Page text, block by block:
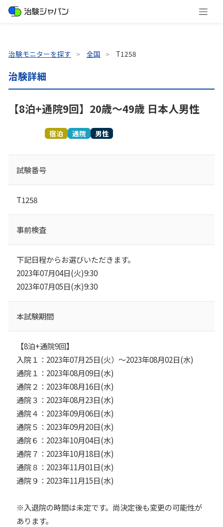
治験モニターを探す 全国 T1258
治験詳細
【8泊+通院9回】20歳～49歳 日本人男性
宿泊 通院 男性
試験番号
T1258
事前検査
下記日程からお選びいただきます。
2023年07月04日(火)9:30
2023年07月05日(水)9:30
本試験期間
【8泊+通院9回】
入院１：2023年07月25日(火）～2023年08月02日(水)
通院１：2023年08月09日(水)
通院２：2023年08月16日(水)
通院３：2023年08月23日(水)
通院４：2023年09月06日(水)
通院５：2023年09月20日(水)
通院６：2023年10月04日(水)
通院７：2023年10月18日(水)
通院８：2023年11月01日(水)
通院９：2023年11月15日(水)
※入退院の時間は未定です。尚決定後も変更の可能性が
あります。